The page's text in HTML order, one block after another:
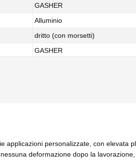
GASHER
Alluminio
dritto (con morsetti)
GASHER
applicazioni personalizzate, con elevata
deformazione dopo la